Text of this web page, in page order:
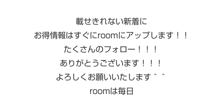
載せきれない新着に
お得情報はすぐにroomにアップします！！
たくさんのフォロー！！！
ありがとうございます！！！
よろしくお願いいたします＾＾
roomは毎日